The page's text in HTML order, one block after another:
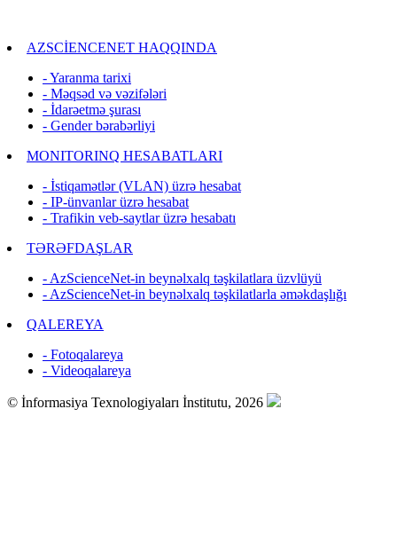
AZSCİENCENET HAQQINDA
- Yaranma tarixi
- Məqsəd və vəzifələri
- İdarəetmə şurası
- Gender bərabərliyi
MONITORINQ HESABATLARI
- İstiqamətlər (VLAN) üzrə hesabat
- IP-ünvanlar üzrə hesabat
- Trafikin veb-saytlar üzrə hesabatı
TƏRƏFDAŞLAR
- AzScienceNet-in beynəlxalq təşkilatlara üzvlüyü
- AzScienceNet-in beynəlxalq təşkilatlarla əməkdaşlığı
QALEREYA
- Fotoqalareya
- Videoqalareya
© İnformasiya Texnologiyaları İnstitutu, 2026